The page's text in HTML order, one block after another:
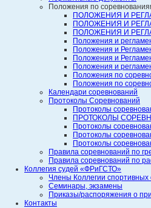
Положения по
ПОЛОЖЕНИЯ И
ПОЛОЖЕНИЯ И
ПОЛОЖЕНИЯ И
Положения и
Положения и
Положения и
Положения и
Положения по
Положения по
Календари соревнований
Протоколы Соревнований
Протоколы
ПРОТОКОЛЫ
Протоколы
Протоколы
Протоколы
Правила соревнований по
Правила соревнований по
Коллегия судей «ФРиГСТО»
Члены Коллегии
Семинары, экзамены
Приказы/распоряжения о
Контакты